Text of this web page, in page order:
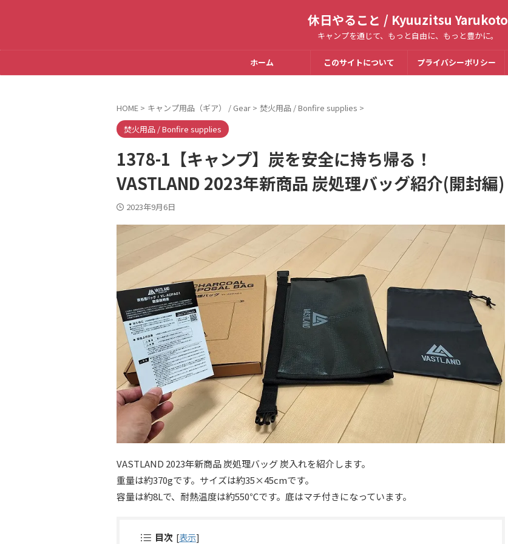
休日やること / Kyuuzitsu Yarukoto
キャンプを通じて、もっと自由に、もっと豊かに。
ホーム このサイトについて プライバシーポリシー
HOME > キャンプ用品（ギア） / Gear > 焚火用品 / Bonfire supplies >
焚火用品 / Bonfire supplies
1378-1【キャンプ】炭を安全に持ち帰る！
VASTLAND 2023年新商品 炭処理バッグ紹介(開封編)
2023年9月6日
VASTLAND 2023年新商品 炭処理バッグ 炭入れを紹介します。
重量は約370gです。サイズは約35×45cmです。
容量は約8Lで、耐熱温度は約550℃です。底はマチ付きになっています。
目次 [表示]